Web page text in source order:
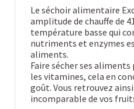
Le séchoir alimentaire
amplitude de chauffe de
température basse qui
nutriments et enzymes
aliments.
Faire sécher ses
les vitamines, cela en
goût. Vous retrouvez
incomparable de vos